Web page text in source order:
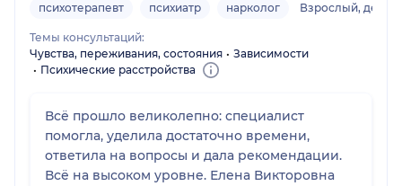
психотерапевт психиатр нарколог Взрослый,
Темы консультаций:
Чувства, переживания, состояния
Зависимости
Психические расстройства
Всё прошло великолепно: специалист
помогла, уделила достаточно времени,
ответила на вопросы и дала рекомендации.
Всё на высоком уровне. Елена Викторовна